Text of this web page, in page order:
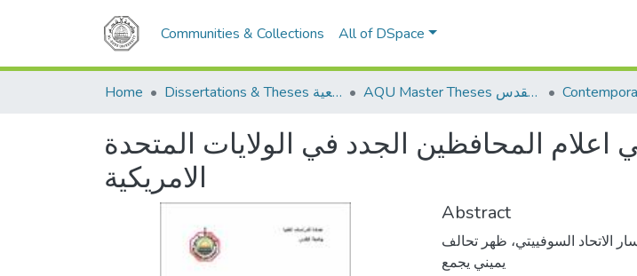
Communities & Collections All of DSpace
Home Dissertations & Theses الرسائل الجامعية AQU Master Theses الرسائل الجامعية الخاصة بجامعة القدس
المحافظين الجدد في الولايات المتحدة
الامريكية
Abstract
الاتحاد السوفييتي، ظهر تحالف
يميني يجمع